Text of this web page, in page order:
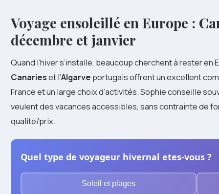
Voyage ensoleillé en Europe :
décembre et janvier
Quand l’hiver s’installe, beaucoup cherchent à rester
Canarieset l’Algarve portugais offrent un excellent
France et un large choix d’activités. Sophie conseille
veulent des vacances accessibles, sans contrainte de
qualité/prix.
Quel type de voyageur hivernal etes-vous ?
Soleil et plages